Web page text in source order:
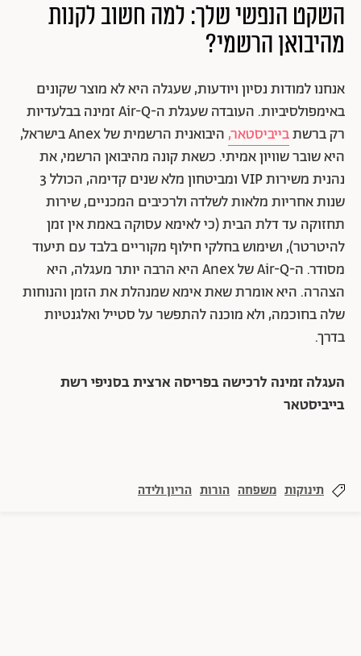
השקט הנפשי שלך: למה חשוב לקנות
מהיבואן הרשמי?
אנחנו למודות נסיון ויודעות, שעגלה היא לא מוצר שקונים
באימפולסיביות. העובדה שעגלת ה-Air-Q זמינה בבלעדיות
רק ברשתבייביסטאר,
היבואנית הרשמית של Anex בישראל,
היא שובר שוויון אמיתי. כשאת קונה מהיבואן הרשמי, את
נהנית משירות VIP ומביטחון מלא שנים קדימה, הכולל 3
שנות אחריות מלאות לשלדה ולרכיבים המכניים, שירות
תחזוקה עד דלת הבית (כי לאימא עסוקה באמת אין זמן
להיטרטר), ושימוש בחלקי חילוף מקוריים בלבד עם תיעוד
מסודר. ה-Air-Q של Anex היא הרבה יותר מעגלה, היא
הצהרה. היא אומרת שאת אימא שמנהלת את הזמן והנוחות
שלה בחוכמה, ולא מוכנה להתפשר על סטייל ואלגנטיות
בדרך.
העגלה זמינה לרכישה בפריסה ארצית בסניפי רשת
בייביסטאר
תינוקות משפחה הורות הריון ולידה